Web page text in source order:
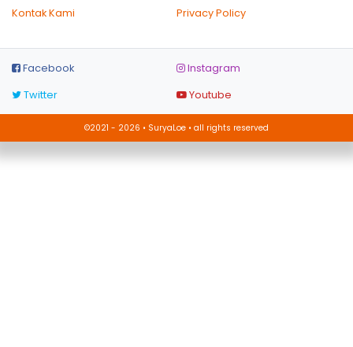
Kontak Kami
Privacy Policy
Facebook
Instagram
Twitter
Youtube
©2021 - 2026 • SuryaLoe • all rights reserved